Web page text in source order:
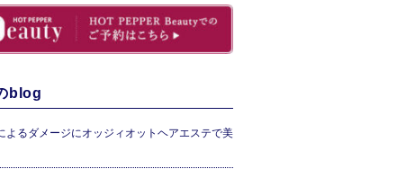
blog
よるダメージにオッジィオットヘアエステで美